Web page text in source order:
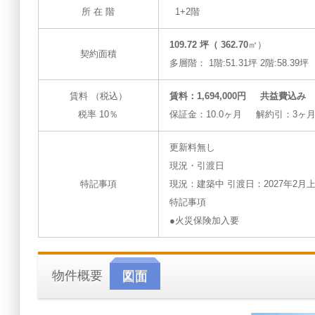
所 在 階 1+2階
契約面積
109.72 坪（ 362.70㎡）
多層階： 1階:51.31坪 2階:58.39坪
賃料 （税込）
税率 10％
賃料：1,694,000円 共益費込み
保証金：10.0ヶ月 解約引：3ヶ月
特記事項
更新料無し
現況・引渡日
現況：建築中 引渡日：2027年2月
特記事項
●火災保険加入要
物件概要 図面